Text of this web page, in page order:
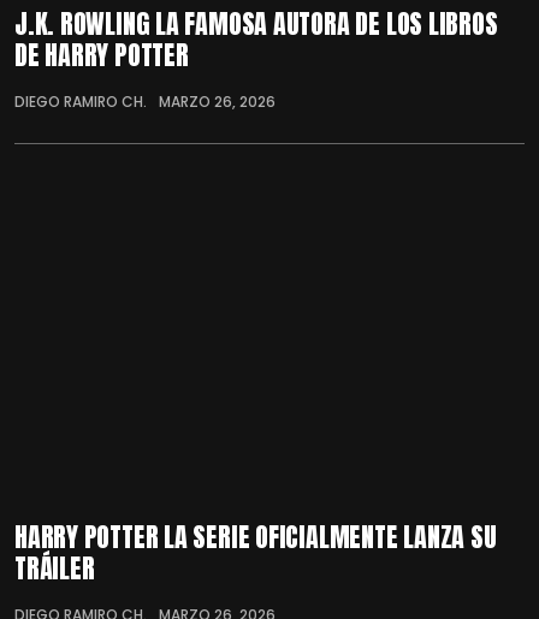
J.K. ROWLING LA FAMOSA AUTORA DE LOS LIBROS
DE HARRY POTTER
DIEGO RAMIRO CH. MARZO 26, 2026
HARRY POTTER LA SERIE OFICIALMENTE LANZA SU
TRÁILER
DIEGO RAMIRO CH. MARZO 26, 2026